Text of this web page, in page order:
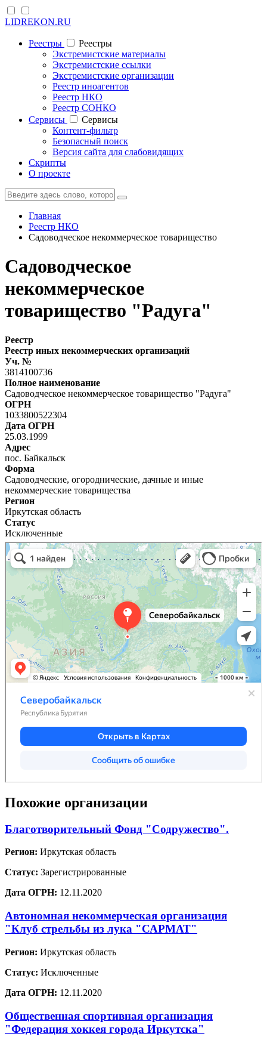
LIDREKON.RU
Реестры
Реестры
Экстремистские материалы
Экстремистские ссылки
Экстремистские организации
Реестр иноагентов
Реестр НКО
Реестр СОНКО
Cервисы
Cервисы
Контент-фильтр
Безопасный поиск
Версия сайта для слабовидящих
Скрипты
О проекте
Главная
Реестр НКО
Садоводческое некоммерческое товарищество
Садоводческое
некоммерческое
товарищество "Радуга"
Реестр
Реестр иных некоммерческих организаций
Уч. №
3814100736
Полное наименование
Садоводческое некоммерческое товарищество "Радуга"
ОГРН
1033800522304
Дата ОГРН
25.03.1999
Адрес
пос. Байкальск
Форма
Садоводческие, огороднические, дачные и иные
некоммерческие товарищества
Регион
Иркутская область
Статус
Исключенные
Похожие организации
Благотворительный Фонд "Содружество".
Регион: Иркутская область
Статус: Зарегистрированные
Дата ОГРН: 12.11.2020
Автономная некоммерческая организация
"Клуб стрельбы из лука "САРМАТ"
Регион: Иркутская область
Статус: Исключенные
Дата ОГРН: 12.11.2020
Общественная спортивная организация
"Федерация хоккея города Иркутска"